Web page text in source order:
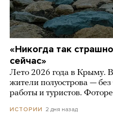
«Никогда так
сейчас»
Лето 2026 года в Крыму.
жители полуострова — без
работы и туристов.
ИСТОРИИ 2 дня назад